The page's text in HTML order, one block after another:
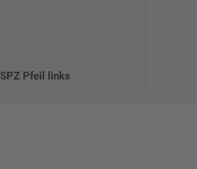
SPZ Pfeil links